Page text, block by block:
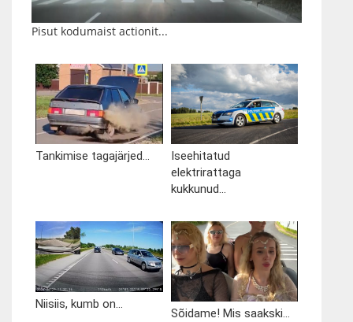
Pisut kodumaist actionit...
Tankimise tagajärjed...
Iseehitatud
elektrirattaga
kukkunud...
Niisiis, kumb on...
Sõidame! Mis saakski...